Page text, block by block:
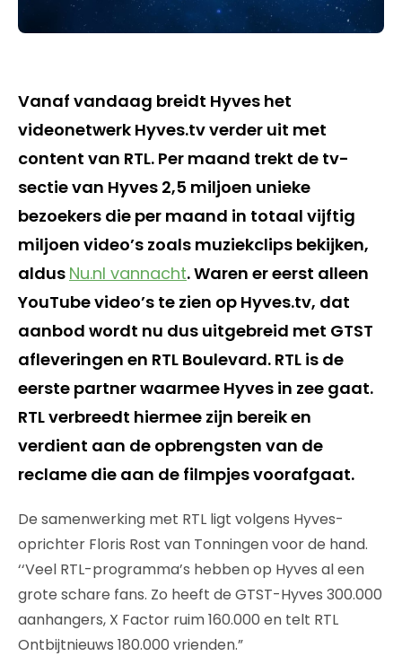
Vanaf vandaag breidt Hyves het
videonetwerk Hyves.tv verder uit met
content van RTL. Per maand trekt de tv-
sectie van Hyves 2,5 miljoen unieke
bezoekers die per maand in totaal vijftig
miljoen video’s zoals muziekclips bekijken,
aldus Nu.nl vannacht. Waren er eerst alleen
YouTube video’s te zien op Hyves.tv, dat
aanbod wordt nu dus uitgebreid met GTST
afleveringen en RTL Boulevard. RTL is de
eerste partner waarmee Hyves in zee gaat.
RTL verbreedt hiermee zijn bereik en
verdient aan de opbrengsten van de
reclame die aan de filmpjes voorafgaat.
De samenwerking met RTL ligt volgens Hyves-
oprichter Floris Rost van Tonningen voor de hand.
‘‘Veel RTL-programma’s hebben op Hyves al een
grote schare fans. Zo heeft de GTST-Hyves 300.000
aanhangers, X Factor ruim 160.000 en telt RTL
Ontbijtnieuws 180.000 vrienden.”